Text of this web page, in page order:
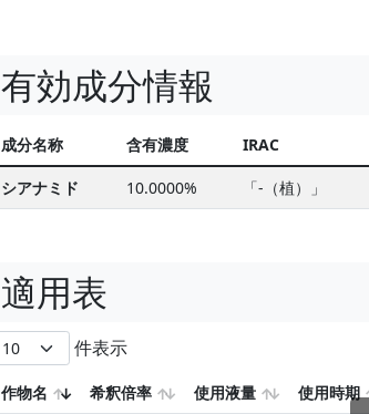
有効成分情報
成分名称 含有濃度 IRAC
シアナミド 10.0000% 「-（植）」
適用表
件表示
作物名 希釈倍率 使用液量 使用時期